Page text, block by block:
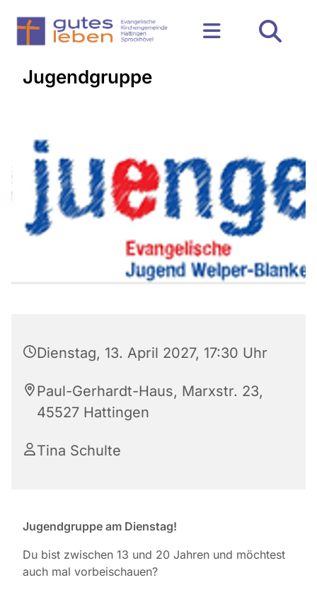
Jugendgruppe
Dienstag, 13. April 2027, 17:30 Uhr
Paul-Gerhardt-Haus, Marxstr. 23,
45527 Hattingen
Tina Schulte
Jugendgruppe am Dienstag!
Du bist zwischen 13 und 20 Jahren und möchtest
auch mal vorbeischauen?